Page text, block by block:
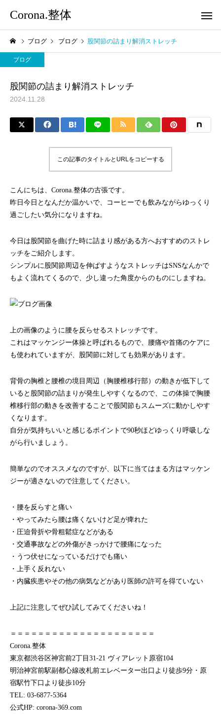
Corona.整体
ブログ ブログ 股関節の詰まり解消ストレッチ
ブログ
股関節の詰まり解消ストレッチ
2024.11.28
この記事のタイトルとURLをコピーする
こんにちは、Corona.整体の古張です。
昨日今日となんだか温かいで、コーヒーでも飲みながらゆっくり
過ごしたい気分になりますね。
今日は股関節を曲げた時に詰まり感がある方へおすすめのストレ
ッチをご紹介します。
シンプルに股関節周辺を伸ばすようなストレッチはSNSなんかで
もよく流れてくるので、少し違った角度からのものにしますね。
上の画像のように腰を反らせるストレッチです。
これはマッケンジー体操と呼ばれるもので、腰痛や首痛のケアに
も使われていますが、股関節に対しても効果があります。
背骨の胸椎と腰椎の境目周辺（胸腰椎移行部）の動きが低下して
いると股関節の詰まりが発生しやすくなるので、この体操で胸腰
椎移行部の動きを改善することで股関節もスムーズに動かしやす
くなります。
自分が気持ちいいと感じるポイントで90秒ほどゆっくり呼吸しな
がら行いましょう。
簡単なのでオススメなのですが、以下に当てはまる方はマッケン
ジーが適さないので注意してください。
・腰を反らすと痛い
・やってみたら腰は痛くないけど足が痺れた
・圧迫骨折や骨粗鬆症などがある
・交通事故などの外傷がきっかけで腰痛になった
・うつ伏せになっているだけでも痛い
・上手く反れない
・内臓疾患やその他の病気などがあり医師の許可を得ていない
上記に注意してぜひ試してみてくださいね！
＝＝＝＝＝＝＝＝＝＝＝＝＝＝＝＝＝＝＝＝＝
Corona.整体
東京都渋谷区神宮前2丁目31-21 ヴィアレット原宿104
明治神宮前駅副都心線改札前エレベーター出口より徒歩9分・原
宿駅竹下口より徒歩10分
TEL: 03-6877-5364
公式HP: corona-369.com